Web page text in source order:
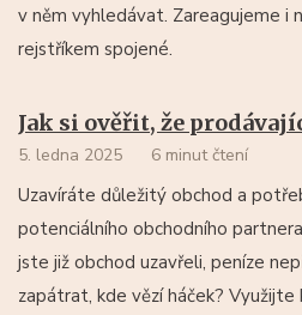
v něm vyhledávat. Zareagujeme i
rejstříkem spojené.
Jak si ověřit, že
5. ledna 2025 6 minut čtení
Uzavíráte důležitý obchod a
potenciálního obchodního
jste již obchod uzavřeli, peníze
zapátrat, kde vězí háček?